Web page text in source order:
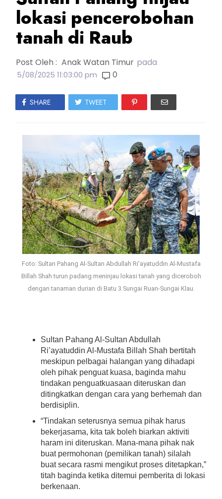
lokasi pencerobohan
tanah di Raub
Post Oleh : Anak Watan Timur pada
5/08/2025 11:03:00 pm 0
SHARE TWEET
Foto: Sultan Pahang Al-Sultan Abdullah Ri'ayatuddin Al-Mustafa
Billah Shah turun padang meninjau lokasi tanah yang diceroboh
dengan tanaman durian di Batu 3 Sungai Ruan-Sungai Klau.
Sultan Pahang Al-Sultan Abdullah
Ri’ayatuddin Al-Mustafa Billah Shah bertitah
meskipun pelbagai halangan yang dihadapi
oleh pihak penguat kuasa, baginda mahu
tindakan penguatkuasaan diteruskan dan
ditingkatkan dengan cara yang berhemah dan
berdisiplin.
“Tindakan seterusnya semua pihak harus
bekerjasama, kita tak boleh biarkan aktiviti
haram ini diteruskan. Mana-mana pihak nak
buat permohonan (pemilikan tanah) silalah
buat secara rasmi mengikut proses ditetapkan,”
titah baginda ketika ditemui pemberita di lokasi
berkenaan.